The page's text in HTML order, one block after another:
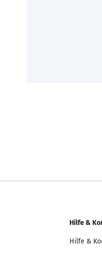
Hilfe &
Hilfe &